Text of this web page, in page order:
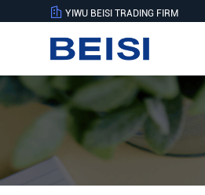
YIWU BEISI TRADING FIRM